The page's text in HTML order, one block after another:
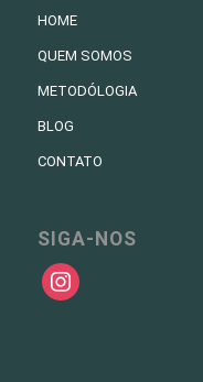
HOME
QUEM SOMOS
METODÓLOGIA
BLOG
CONTATO
SIGA-NOS
instagram